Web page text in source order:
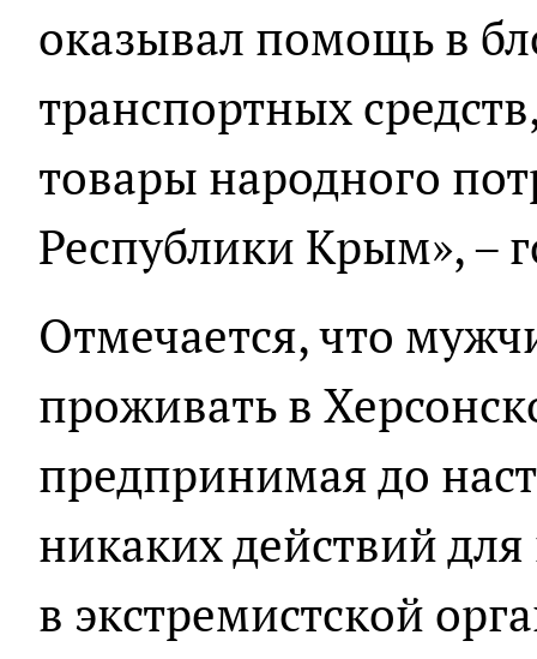
оказывал помощь в
транспортных
товары народного
Республики Крым», –
Отмечается, что
проживать в
предпринимая до
никаких действий
в экстремистской